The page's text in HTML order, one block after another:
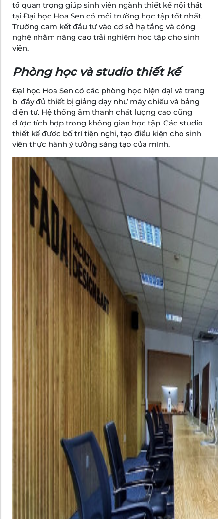
tố quan trọng giúp sinh viên ngành thiết kế nội thất
tại Đại học Hoa Sen có môi trường học tập tốt nhất.
Trường cam kết đầu tư vào cơ sở hạ tầng và công
nghệ nhằm nâng cao trải nghiệm học tập cho sinh
viên.
Phòng học và studio thiết kế
Đại học Hoa Sen có các phòng học hiện đại và trang
bị đầy đủ thiết bị giảng dạy như máy chiếu và bảng
điện tử. Hệ thống âm thanh chất lượng cao cũng
được tích hợp trong không gian học tập. Các studio
thiết kế được bố trí tiện nghi, tạo điều kiện cho sinh
viên thực hành ý tưởng sáng tạo của mình.